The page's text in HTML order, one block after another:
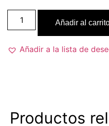
Añadir al
Añadir a la lista de
Productos